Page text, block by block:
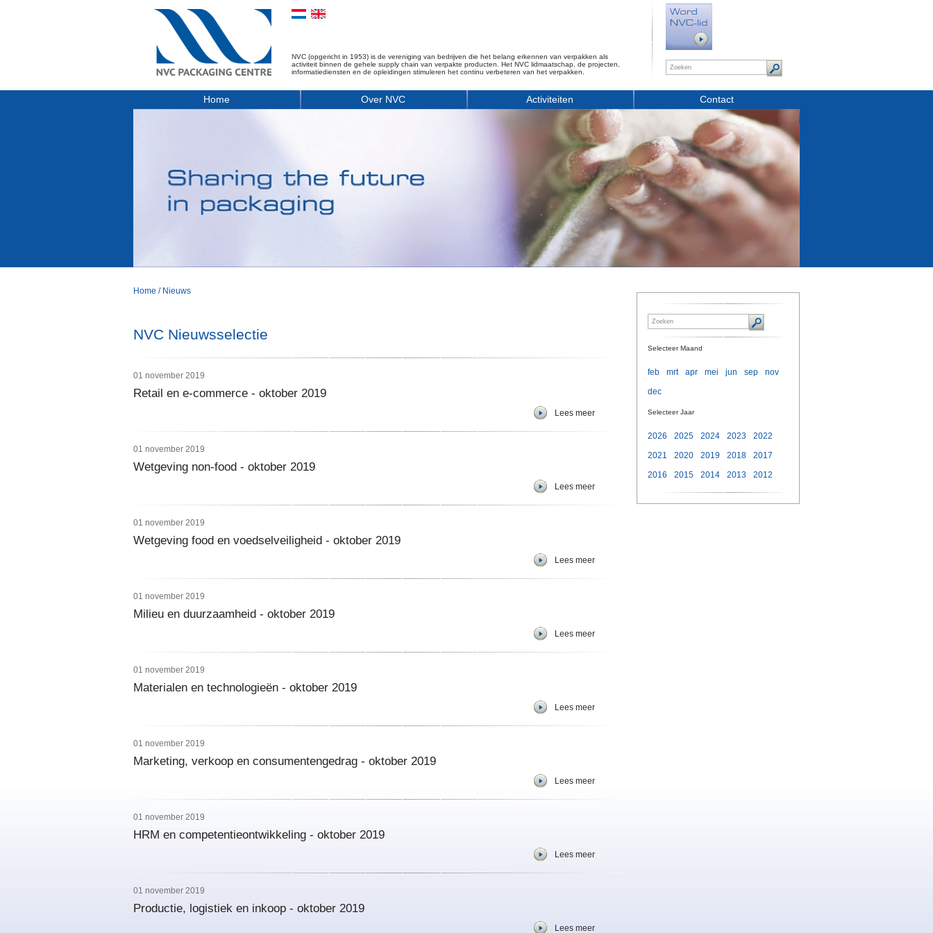
NVC (opgericht in 1953) is de vereniging van bedrijven die het belang erkennen van verpakken als
activiteit binnen de gehele supply chain van verpakte producten. Het NVC lidmaatschap, de projecten,
informatiediensten en de opleidingen stimuleren het continu verbeteren van het verpakken.
Home Over NVC Activiteiten Contact
Home / Nieuws
NVC Nieuwsselectie
01 november 2019
Retail en e-commerce - oktober 2019
Lees meer
01 november 2019
Wetgeving non-food - oktober 2019
Lees meer
01 november 2019
Wetgeving food en voedselveiligheid - oktober 2019
Lees meer
01 november 2019
Milieu en duurzaamheid - oktober 2019
Lees meer
01 november 2019
Materialen en technologieën - oktober 2019
Lees meer
01 november 2019
Marketing, verkoop en consumentengedrag - oktober 2019
Lees meer
01 november 2019
HRM en competentieontwikkeling - oktober 2019
Lees meer
01 november 2019
Productie, logistiek en inkoop - oktober 2019
Lees meer
Selecteer Maand
feb mrt apr mei jun sep
nov
dec
Selecteer Jaar
2026 2025 2024 2023
2022
2021
2020 2019 2018
2017
2016
2015 2014 2013 2012